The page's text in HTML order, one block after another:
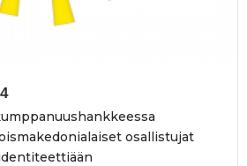
osallistujat